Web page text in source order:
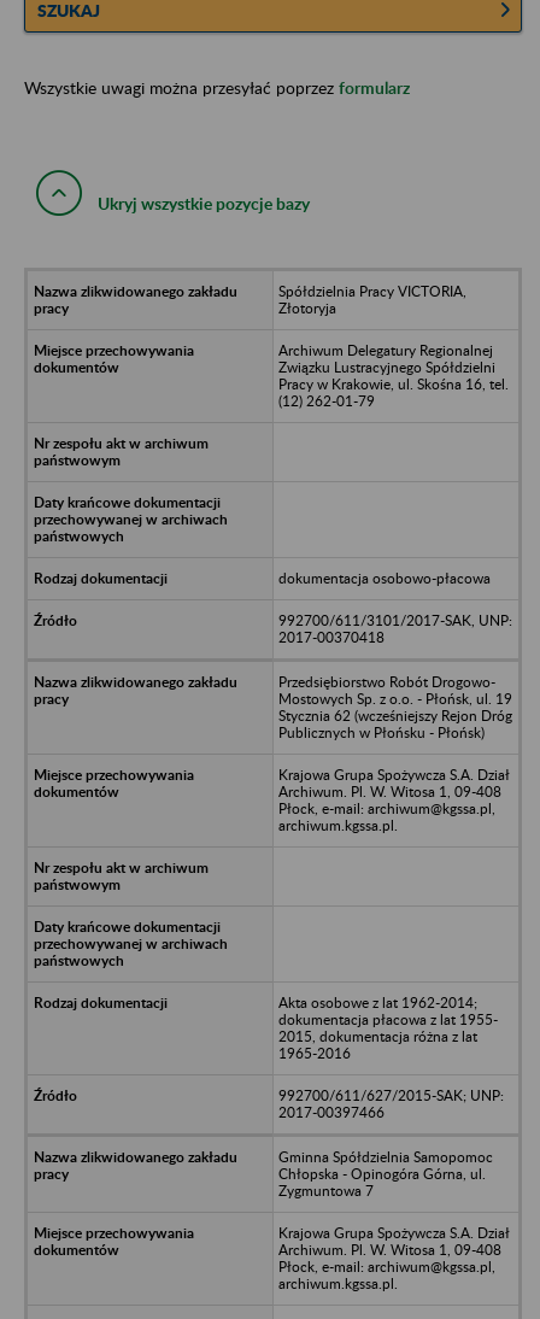
SZUKAJ
Wszystkie uwagi można przesyłać poprzez formularz
Ukryj wszystkie pozycje bazy
Spółdzielnia Pracy VICTORIA,
Złotoryja
Archiwum Delegatury Regionalnej
Związku Lustracyjnego Spółdzielni
Pracy w Krakowie, ul. Skośna 16, tel.
(12) 262-01-79
dokumentacja osobowo-płacowa
992700/611/3101/2017-SAK, UNP:
2017-00370418
Przedsiębiorstwo Robót Drogowo-
Mostowych Sp. z o.o. - Płońsk, ul. 19
Stycznia 62 (wcześniejszy Rejon Dróg
Publicznych w Płońsku - Płońsk)
Krajowa Grupa Spożywcza S.A. Dział
Archiwum. Pl. W. Witosa 1, 09-408
Płock, e-mail: archiwum@kgssa.pl,
archiwum.kgssa.pl.
Akta osobowe z lat 1962-2014;
dokumentacja płacowa z lat 1955-
2015, dokumentacja różna z lat
1965-2016
992700/611/627/2015-SAK; UNP:
2017-00397466
Gminna Spółdzielnia Samopomoc
Chłopska - Opinogóra Górna, ul.
Zygmuntowa 7
Krajowa Grupa Spożywcza S.A. Dział
Archiwum. Pl. W. Witosa 1, 09-408
Płock, e-mail: archiwum@kgssa.pl,
archiwum.kgssa.pl.